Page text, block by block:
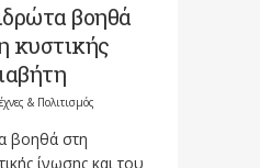
βοηθά
κυστικής
& Πολιτισμός
βοηθά στη
ίνωσης και του